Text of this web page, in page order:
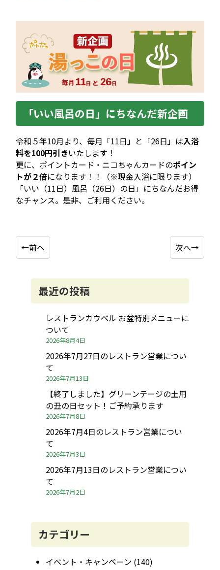
「いい風呂の日」にちなんだ新企画
令和５年10月より、毎月「11日」と「26日」は入浴
料を100円引きいたします！
更に、ポイントカード・ニコちゃんカードのポイン
トが２倍になります！！（※現金入浴に限ります）
「いい（11日）風呂（26日）の日」にちなんだお得
なチャンス。是非、ご利用ください。
投
ナ
ビ
←前へ 次へ→
最近の投稿
レストランカウベル お盆特別メニューに
ついて
2026年8月4日
2026年7月27日のレストラン営業につい
て
2026年7月13日
【終了しました】グリーンテージの土用
の丑の日セット！ご予約承ります
2026年7月8日
2026年7月4日のレストラン営業につい
て
2026年7月3日
2026年7月13日のレストラン営業につい
て
2026年7月2日
カテゴリー
イベント・キャンペーン (140)